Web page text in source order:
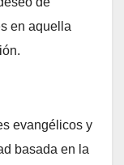
en aquella
evangélicos y
basada en la